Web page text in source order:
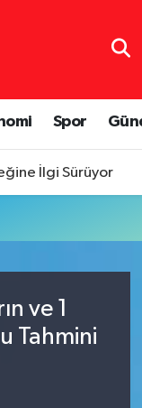
Spor
İlgi Sürüyor
ve 1
Tahmini